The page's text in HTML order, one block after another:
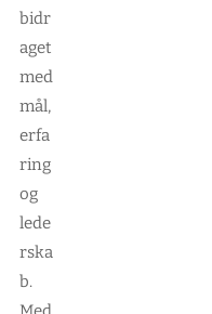
bidr
aget
med
mål,
erfa
ring
og
lede
rska
b.